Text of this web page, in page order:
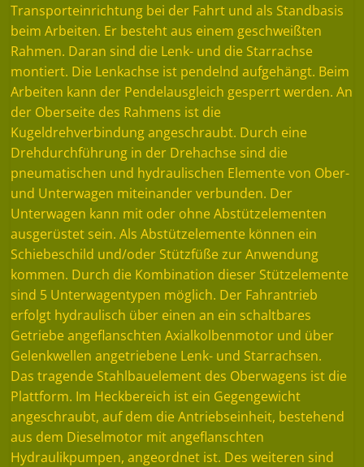
Transporteinrichtung bei der Fahrt und als Standbasis
beim Arbeiten. Er besteht aus einem geschweißten
Rahmen. Daran sind die Lenk- und die Starrachse
montiert. Die Lenkachse ist pendelnd aufgehängt. Beim
Arbeiten kann der Pendelausgleich gesperrt werden. An
der Oberseite des Rahmens ist die
Kugeldrehverbindung angeschraubt. Durch eine
Drehdurchführung in der Drehachse sind die
pneumatischen und hydraulischen Elemente von Ober-
und Unterwagen miteinander verbunden. Der
Unterwagen kann mit oder ohne Abstützelementen
ausgerüstet sein. Als Abstützelemente können ein
Schiebeschild und/oder Stützfüße zur Anwendung
kommen. Durch die Kombination dieser Stützelemente
sind 5 Unterwagentypen möglich. Der Fahrantrieb
erfolgt hydraulisch über einen an ein schaltbares
Getriebe angeflanschten Axialkolbenmotor und über
Gelenkwellen angetriebene Lenk- und Starrachsen.
Das tragende Stahlbauelement des Oberwagens ist die
Plattform. Im Heckbereich ist ein Gegengewicht
angeschraubt, auf dem die Antriebseinheit, bestehend
aus dem Dieselmotor mit angeflanschten
Hydraulikpumpen, angeordnet ist. Des weiteren sind